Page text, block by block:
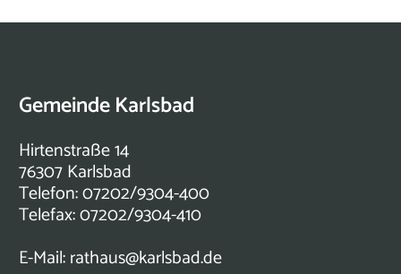
Gemeinde Karlsbad
Hirtenstraße 14
76307 Karlsbad
Telefon: 07202/9304-400
Telefax: 07202/9304-410
E-Mail:rathaus@karlsbad.de